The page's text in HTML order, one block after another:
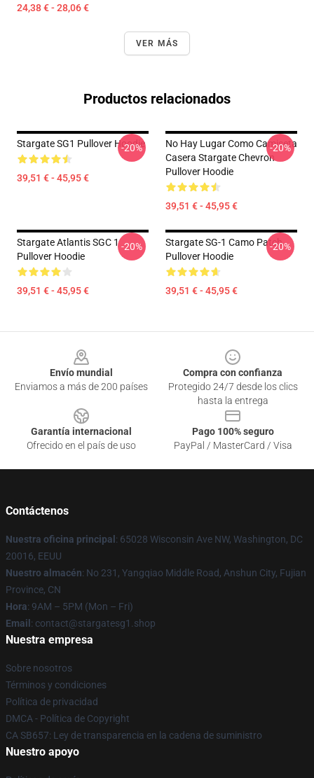
24,38 € - 28,06 €
VER MÁS
Productos relacionados
Stargate SG1 Pullover Hoodie
39,51 € - 45,95 €
-20%
No Hay Lugar Como Camiseta
Casera Stargate Chevron
Pullover Hoodie
39,51 € - 45,95 €
-20%
Stargate Atlantis SGC 1
Pullover Hoodie
39,51 € - 45,95 €
-20%
Stargate SG-1 Camo Patch
Pullover Hoodie
39,51 € - 45,95 €
-20%
Envío mundial
Enviamos a más de 200 países
Compra con confianza
Protegido 24/7 desde los clics
hasta la entrega
Garantía internacional
Ofrecido en el país de uso
Pago 100% seguro
PayPal / MasterCard / Visa
Contáctenos
Nuestra oficina principal : 65028 Wisconsin Ave NW, Washington, DC
20016, EEUU
Nuestro almacén: No 231, Yangqiao Middle Road, Anshun City, Fujian
Province, CN
Hora: 9AM – 5PM (Mon – Fri)
Email : contact@stargatesg1.shop
Nuestra empresa
Sobre nosotros
Términos y condiciones
Política de privacidad
DMCA - Política de Copyright
CA SB657: Ley de transparencia en la cadena de suministro
Nuestro apoyo